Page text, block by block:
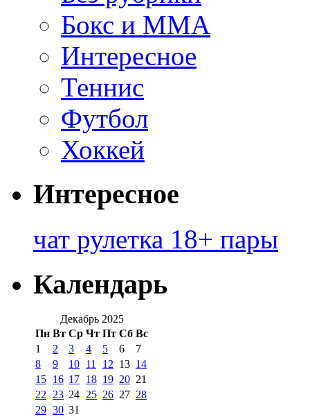
Бокс и ММА
Интересное
Теннис
Футбол
Хоккей
Интересное
чат рулетка 18+ пары
Календарь
Декабрь 2025
Пн Вт Ср Чт Пт Сб Вс
1 2 3 4 5 6
7
8
9 10 11 12 13 14
15 16 17 18 19 20 21
22 23 24 25 26 27 28
29 30 31